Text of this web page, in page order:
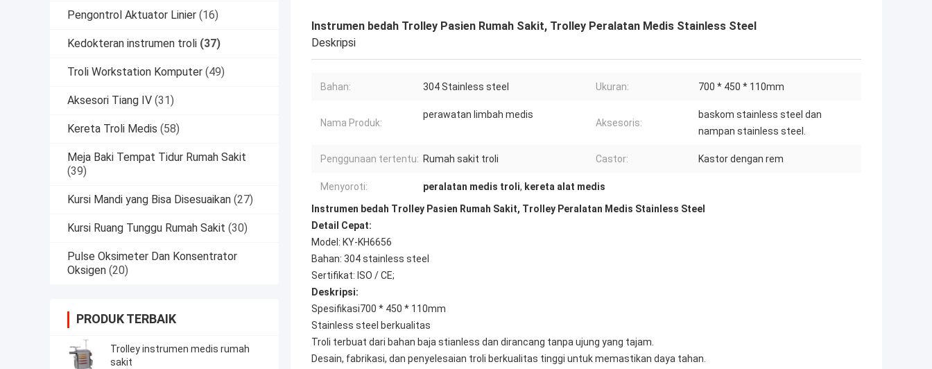
Pengontrol Aktuator Linier (16)
Kedokteran instrumen troli (37)
Troli Workstation Komputer (49)
Aksesori Tiang IV (31)
Kereta Troli Medis (58)
Meja Baki Tempat Tidur Rumah Sakit
(39)
Kursi Mandi yang Bisa Disesuaikan (27)
Kursi Ruang Tunggu Rumah Sakit (30)
Pulse Oksimeter Dan Konsentrator
Oksigen (20)
PRODUK TERBAIK
Trolley instrumen medis rumah
sakit
Instrumen bedah Trolley Pasien Rumah Sakit, Trolley Peralatan Medis Stainless Steel
Deskripsi
Bahan: 304 Stainless steel Ukuran: 700 * 450 * 110mm
Nama Produk:
perawatan limbah medis
Aksesoris:
baskom stainless steel dan
nampan stainless steel.
Penggunaan tertentu: Rumah sakit troli Castor: Kastor dengan rem
Menyoroti: peralatan medis troli, kereta alat medis
Instrumen bedah Trolley Pasien Rumah Sakit, Trolley Peralatan Medis Stainless Steel
Detail Cepat:
Model: KY-KH6656
Bahan: 304 stainless steel
Sertifikat: ISO / CE;
Deskripsi:
Spesifikasi700 * 450 * 110mm
Stainless steel berkualitas
Troli terbuat dari bahan baja stianless dan dirancang tanpa ujung yang tajam.
Desain, fabrikasi, dan penyelesaian troli berkualitas tinggi untuk memastikan daya tahan.